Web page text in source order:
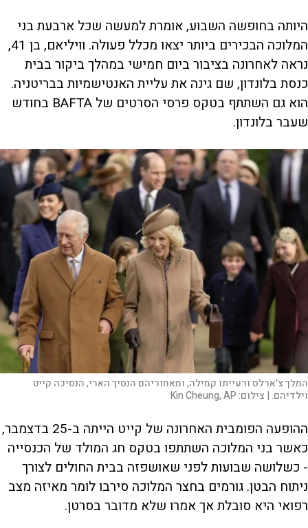
היותה בחופשה השבוע, אומרת למעשה שכל ארבעת בני
המלוכה הבכירים ביותר יצאו מכלל פעולה. וויליאם, בן 41,
נראה לאחרונה בציבור ביום חמישי במהלך ביקור בבית
כנסת בלונדון, שם גינה את עליית האנטישמיות בבריטניה.
הוא גם השתתף בטקס פרסי הסרטים של BAFTA בחודש
שעבר בלונדון.
המלך צ'ארלס ורעייתו קמילה, ומאחוריהם הנסיך הארי, הנסיכה קייט
וילדיהם. | צילום:Kin Cheung, AP
ההופעה הפומבית האחרונה של קייט הייתה ב-25 בדצמבר,
כאשר בני המלוכה השתתפו בטקס חג המולד של הכנסייה
- כשלושה שבועות לפני שאושפזה בבית החולים לצורך
ניתוח הבטן. גורמים בחצר המלוכה סירבו לומר מאיזה מצב
רפואי היא סובלת אך אמרו שלא מדובר בסרטן.